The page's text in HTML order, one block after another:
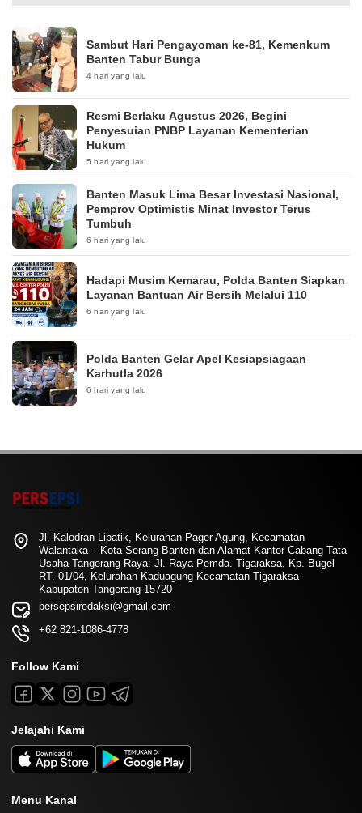
Sambut Hari Pengayoman ke-81, Kemenkum
Banten Tabur Bunga
4 hari yang lalu
Resmi Berlaku Agustus 2026, Begini
Penyesuian PNBP Layanan Kementerian
Hukum
5 hari yang lalu
Banten Masuk Lima Besar Investasi Nasional,
Pemprov Optimistis Minat Investor Terus
Tumbuh
6 hari yang lalu
Hadapi Musim Kemarau, Polda Banten Siapkan
Layanan Bantuan Air Bersih Melalui 110
6 hari yang lalu
Polda Banten Gelar Apel Kesiapsiagaan
Karhutla 2026
6 hari yang lalu
Jl. Kalodran Lipatik, Kelurahan Pager Agung, Kecamatan
Walantaka – Kota Serang-Banten dan Alamat Kantor Cabang Tata
Usaha Tangerang Raya: Jl. Raya Pemda. Tigaraksa, Kp. Bugel
RT. 01/04, Kelurahan Kaduagung Kecamatan Tigaraksa-
Kabupaten Tangerang 15720
persepsiredaksi@gmail.com
+62 821-1086-4778
Follow Kami
Jelajahi Kami
Menu Kanal